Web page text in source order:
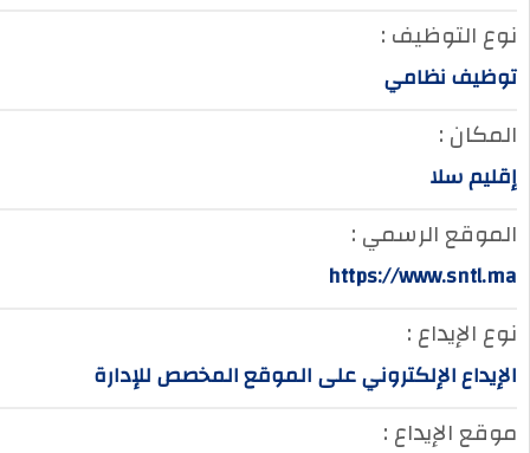
نوع التوظيف :
توظيف نظامي
المكان :
إقليم سلا
الموقع الرسمي :
https://www.sntl.ma
نوع الإيداع :
الإيداع الإلكتروني على الموقع المخصص للإدارة
موقع الإيداع :